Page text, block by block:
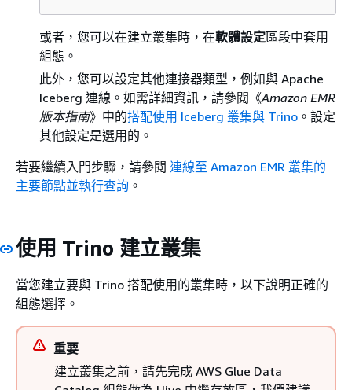
或者，您可以在建立叢集時，在軟體設定區段中套用
組態。
此外，您可以設定其他連接器類型，例如與 Apache
Iceberg 連線。如需詳細資訊，請參閱《Amazon EMR
版本指南》中的搭配使用 Iceberg 叢集與 Trino 。設定
其他設定是選用的。
若要繼續入門步驟，請參閱 連線至 Amazon EMR 叢集的
主要節點並執行查詢 。
使用 Trino 建立叢集
當您建立要與 Trino 搭配使用的叢集時，以下說明正確的
組態選擇。
重要
建立叢集之前，請先完成 AWS Glue Data